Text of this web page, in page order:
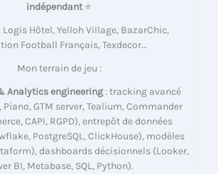
indépendant⭐
Logis Hôtel, Yelloh Village, BazarChic,
Football Français, Texdecor…
Mon terrain de jeu :
Analytics engineering : tracking avancé
Piano, GTM server, Tealium, Commander
CAPI, RGPD), entrepôt de données
PostgreSQL, ClickHouse), modèles
dashboards décisionnels (Looker,
BI, Metabase, SQL, Python).